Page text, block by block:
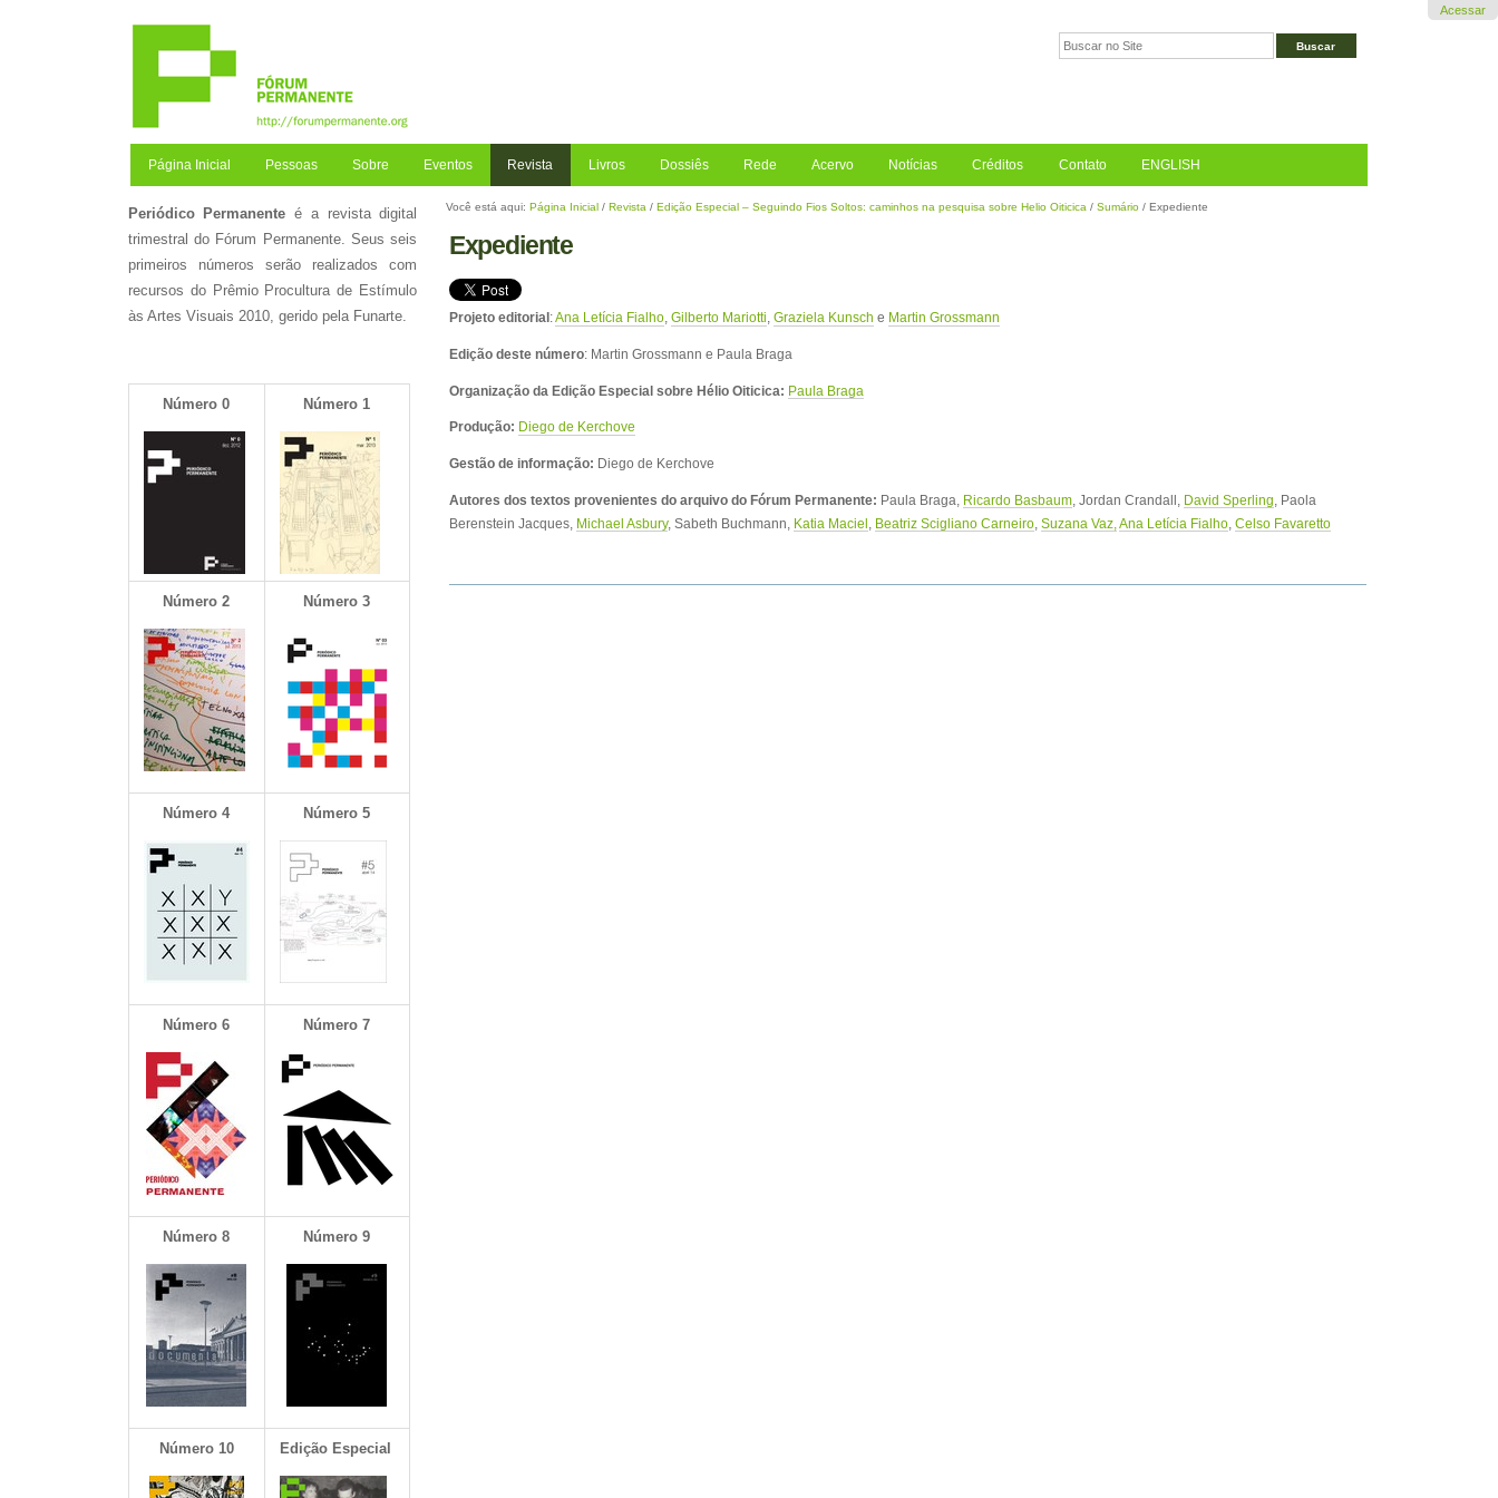
Acessar
Busca
Página Inicial Pessoas Sobre Eventos Revista Livros Dossiês Rede Acervo Notícias Créditos Contato ENGLISH
Você está aqui: Página Inicial / Revista / Edição Especial – Seguindo Fios Soltos: caminhos na pesquisa sobre Helio Oiticica / Sumário / Expediente
Expediente
Projeto editorial :Ana Letícia Fialho, Gilberto Mariotti Graziela Kunsch e Martin Grossmann
Edição deste número: Martin Grossmann e Paula Braga
Organização da Edição Especial sobre Hélio Oiticica: Paula Braga
Produção: Diego de Kerchove
Gestão de informação: Diego de Kerchove
Autores dos textos provenientes do arquivo do Fórum Permanente: Paula Braga, Ricardo Basbaum, Jordan Crandall, David Sperling , Paola
Berenstein Jacques, Michael Asbury, Sabeth Buchmann, Katia Maciel Beatriz Scigliano Carneiro, Suzana Vaz, Ana Letícia Fialho, Celso Favaretto
Periódico Permanenteé a revista digital
trimestral do Fórum Permanente. Seus seis
primeiros números serão realizados com
recursos do Prêmio Procultura de Estímulo
às Artes Visuais 2010, gerido pela Funarte.
Número 0 Número 1
Número 2 Número 3
Número 4 Número 5
Número 6 Número 7
Número 8 Número 9
Número 10 Edição Especial